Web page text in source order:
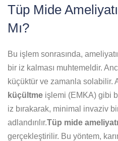
Tüp Mide
Mı?
Bu işlem sonrasında,
bir iz kalması muhtemeldir.
küçüktür ve zamanla solabilir.
küçültme işlemi (EMKA) gibi
iz bırakarak, minimal invaziv
adlandırılır.Tüp mide ameliyatı
gerçekleştirilir. Bu yöntem,